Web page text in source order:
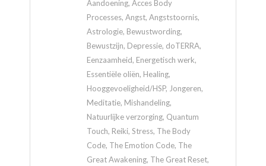
Aandoening, Acces Body
Processes, Angst, Angststoornis,
Astrologie, Bewustwording,
Bewustzijn, Depressie, doTERRA,
Eenzaamheid, Energetisch werk,
Essentiële oliën, Healing,
Hooggevoeligheid/HSP, Jongeren,
Meditatie, Mishandeling,
Natuurlijke verzorging, Quantum
Touch, Reiki, Stress, The Body
Code, The Emotion Code, The
Great Awakening, The Great Reset,